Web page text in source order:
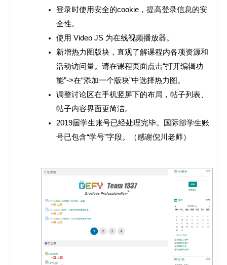
登录时使用安全的cookie，提高登录信息的安
全性。
使用 Video JS 为在线视频播放器。
新增热力图版块，直观了解课程内各项资源和
活动访问量。请在课程页面点击“打开编辑功
能”->在“添加一个版块”中选择热力图。
调整讨论区在手机竖屏下的布局，帖子列表、
帖子内容界面更简洁。
2019届学生账号已经处理完毕。国际部学生账
号已包含“学号”字段。（感谢倪川老师）